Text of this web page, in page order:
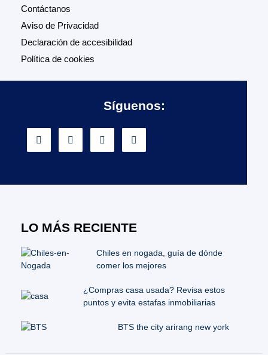
Contáctanos
Aviso de Privacidad
Declaración de accesibilidad
Política de cookies
Síguenos:
LO MÁS RECIENTE
Chiles en nogada, guía de dónde
comer los mejores
¿Compras casa usada? Revisa estos
puntos y evita estafas inmobiliarias
BTS the city arirang new york